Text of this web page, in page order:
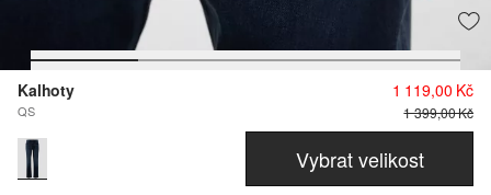
Kalhoty
QS
1 119,00 Kč
1 399,00 Kč
Vybrat velikost